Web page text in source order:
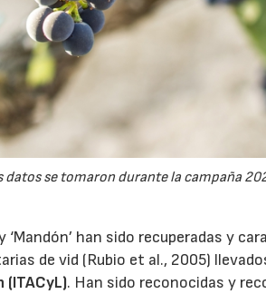
datos se tomaron durante la campaña
y ‘Mandón’ han sido recuperadas y
de vid (Rubio et al., 2005)
(ITACyL). Han sido reconocidas y